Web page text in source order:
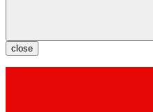
close